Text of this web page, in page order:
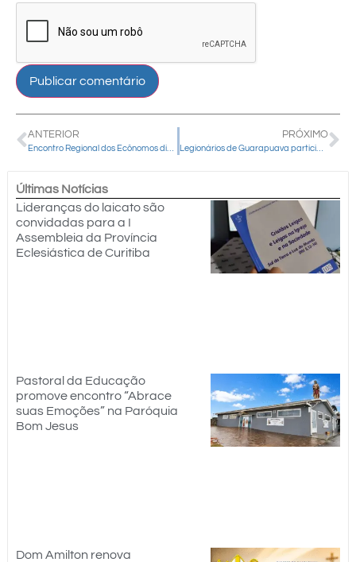
ANTERIOR PRÓXIMO
Legionários de Guarapuava participam da 69ª Romaria Nacional da Legião de Maria, em Aparecida (SP)
Últimas Notícias
Lideranças do laicato são
convidadas para a I
Assembleia da Província
Eclesiástica de Curitiba
Pastoral da Educação
promove encontro “Abrace
suas Emoções” na Paróquia
Bom Jesus
Dom Amilton renova